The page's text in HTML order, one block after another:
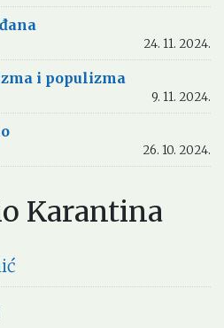
24. 11. 2024.
i populizma
9. 11. 2024.
26. 10. 2024.
Karantina